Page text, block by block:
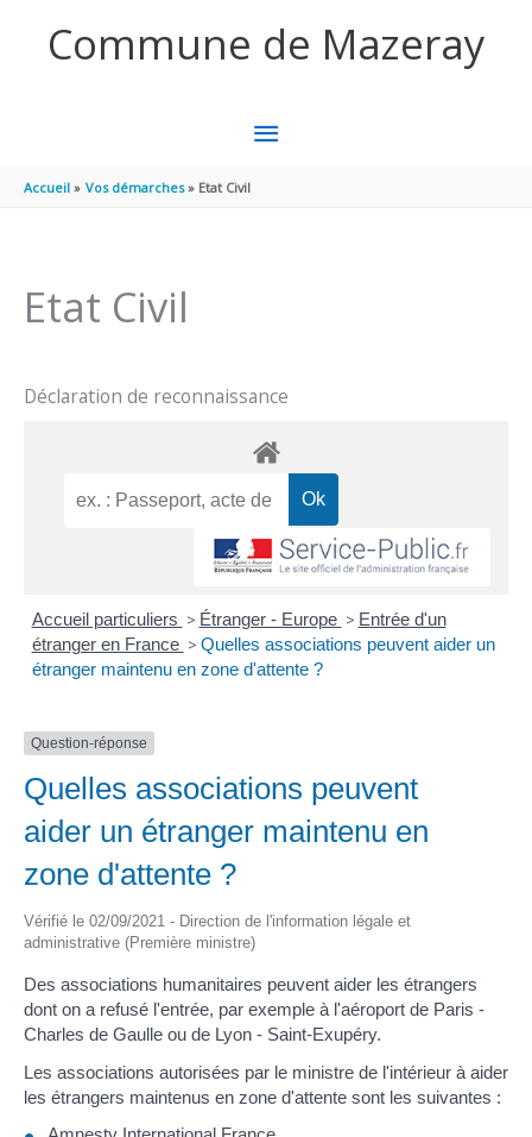
Commune de Mazeray
MENU
PRINCIPAL
Accueil Vos démarches Etat Civil
Etat Civil
Déclaration de reconnaissance
Accueil particuliers > Étranger - Europe > Entrée d'un
étranger en France > Quelles associations peuvent aider un
étranger maintenu en zone d'attente ?
Question-réponse
Quelles associations peuvent
aider un étranger maintenu en
zone d'attente ?
Vérifié le 02/09/2021 - Direction de l'information légale et
administrative (Première ministre)
Des associations humanitaires peuvent aider les étrangers
dont on a refusé l'entrée, par exemple à l'aéroport de Paris -
Charles de Gaulle ou de Lyon - Saint-Exupéry.
Les associations autorisées par le ministre de l'intérieur à aider
les étrangers maintenus en zone d'attente sont les suivantes :